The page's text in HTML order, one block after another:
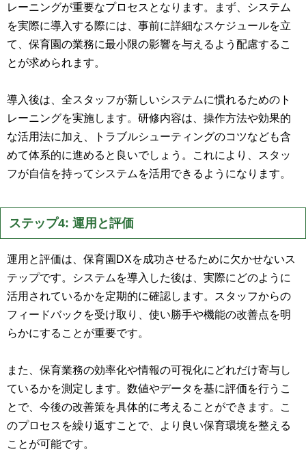
レーニングが重要なプロセスとなります。まず、システム
を実際に導入する際には、事前に詳細なスケジュールを立
て、保育園の業務に最小限の影響を与えるよう配慮するこ
とが求められます。
導入後は、全スタッフが新しいシステムに慣れるためのト
レーニングを実施します。研修内容は、操作方法や効果的
な活用法に加え、トラブルシューティングのコツなども含
めて体系的に進めると良いでしょう。これにより、スタッ
フが自信を持ってシステムを活用できるようになります。
ステップ4: 運用と評価
運用と評価は、保育園DXを成功させるために欠かせないス
テップです。システムを導入した後は、実際にどのように
活用されているかを定期的に確認します。スタッフからの
フィードバックを受け取り、使い勝手や機能の改善点を明
らかにすることが重要です。
また、保育業務の効率化や情報の可視化にどれだけ寄与し
ているかを測定します。数値やデータを基に評価を行うこ
とで、今後の改善策を具体的に考えることができます。こ
のプロセスを繰り返すことで、より良い保育環境を整える
ことが可能です。